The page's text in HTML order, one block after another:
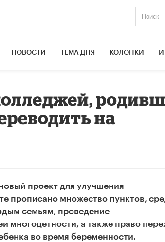
НОВОСТИ ТЕМА ДНЯ КОЛОНКИ
на
проект для улучшения
прописано множество пунктов,
семьям, проведение
а также право
во время беременности.